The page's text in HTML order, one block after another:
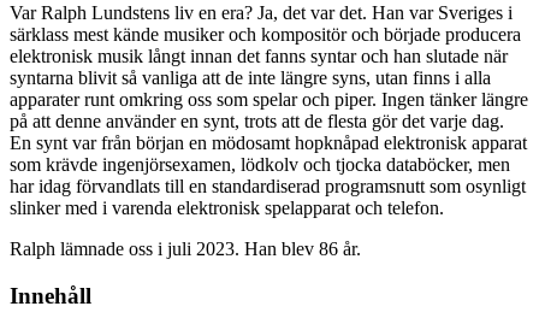
Var Ralph Lundstens liv en era? Ja, det var det. Han var Sveriges i
särklass mest kände musiker och kompositör och började producera
elektronisk musik långt innan det fanns syntar och han slutade när
syntarna blivit så vanliga att de inte längre syns, utan finns i alla
apparater runt omkring oss som spelar och piper. Ingen tänker längre
på att denne använder en synt, trots att de flesta gör det varje dag.
En synt var från början en mödosamt hopknåpad elektronisk apparat
som krävde ingenjörsexamen, lödkolv och tjocka databöcker, men
har idag förvandlats till en standardiserad programsnutt som osynligt
slinker med i varenda elektronisk spelapparat och telefon.
Ralph lämnade oss i juli 2023. Han blev 86 år.
Innehåll